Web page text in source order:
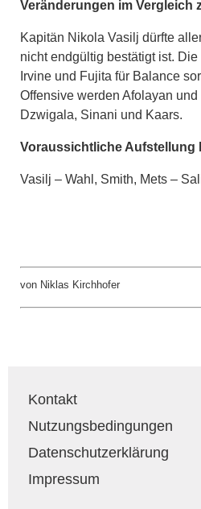
Veränderungen im Vergleich
Kapitän Nikola Vasilj dürfte
nicht endgültig bestätigt ist.
Irvine und Fujita für Balance
Offensive werden Afolayan
Dzwigala, Sinani und Kaars.
Voraussichtliche Aufstellung
Vasilj – Wahl, Smith, Mets –
von Niklas Kirchhofer
Kontakt
Nutzungsbedingungen
Datenschutzerklärung
Impressum